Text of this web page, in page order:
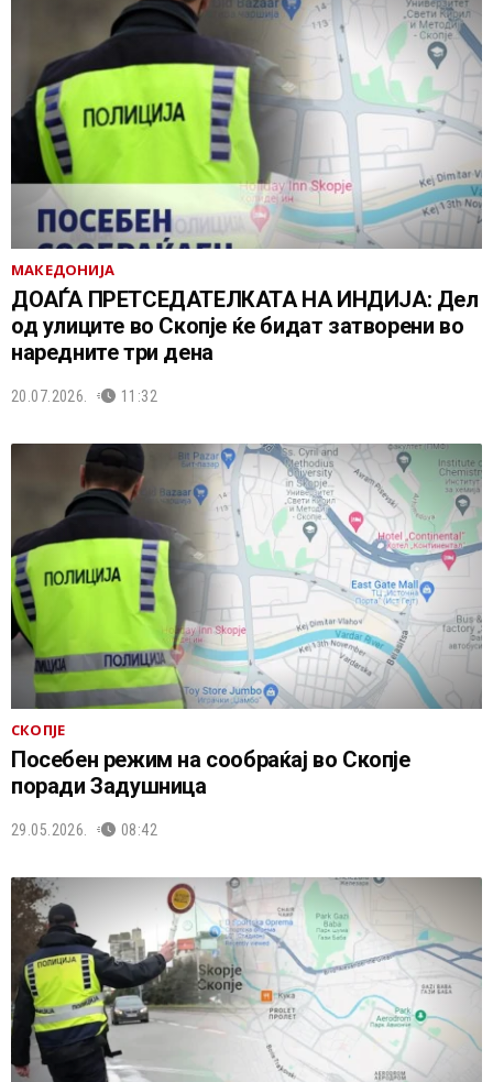
МАКЕДОНИЈА
ДОАЃА ПРЕТСЕДАТЕЛКАТА НА ИНДИЈА: Дел
од улиците во Скопје ќе бидат затворени во
наредните три дена
20.07.2026. 11:32
СКОПЈЕ
Посебен режим на сообраќај во Скопје
поради Задушница
29.05.2026. 08:42